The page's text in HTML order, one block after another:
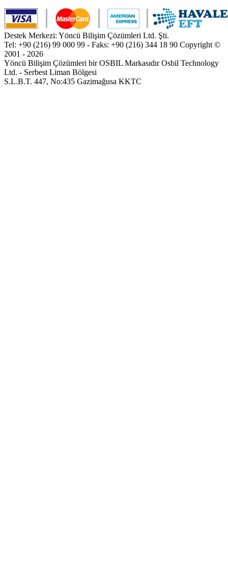
Destek Merkezi: Yöncü Bilişim Çözümleri Ltd. Şti.
Tel: +90 (216) 99 000 99 - Faks: +90 (216) 344 18 90 Copyright ©
2001 - 2026
Yöncü Bilişim Çözümleri bir OSBIL Markasıdır Osbil Technology
Ltd. - Serbest Liman Bölgesi
S.L.B.T. 447, No:435 Gazimağusa KKTC